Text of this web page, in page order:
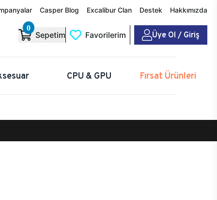
Casper Blog Excalibur Clan Destek Hakkımızda
0
Sepetim Favorilerim Üye Ol / Giriş
CPU & GPU Fırsat Ürünleri